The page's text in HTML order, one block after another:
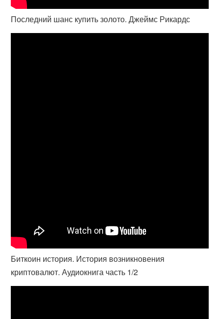
Последний шанс купить золото. Джеймс Рикардс
Биткоин история. История возникновения
криптовалют. Аудиокнига часть 1/2